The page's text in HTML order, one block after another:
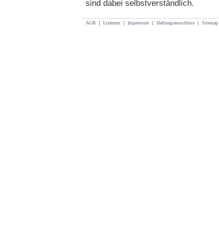
sind dabei selbstverständlich.
AGB | Lizenzen | Impressum | Haftungsausschluss | Sitemap